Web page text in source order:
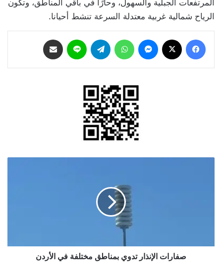
المرتفعات الجبلية والسهول، وحارًا في باقي المناطق، وتكون
الرياح شمالية غربية معتدلة السرعة تنشط أحيانا.
فيسبوك ماسنجر واتساب تيلقرام لاين
صفارات الإنذار تدوي بمناطق مختلفة في الأردن